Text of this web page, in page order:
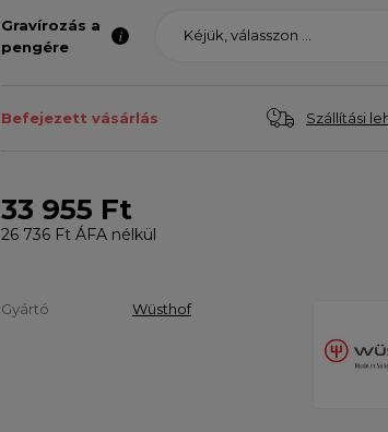
Gravírozás a
pengére
Kéjük, válasszon ...
Befejezett vásárlás Szállítási
33 955 Ft
26 736 Ft ÁFA nélkül
Gyártó Wüsthof